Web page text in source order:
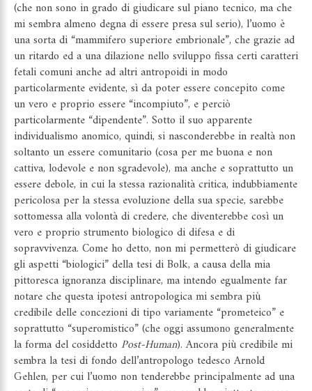
(che non sono in grado di giudicare sul piano tecnico, ma che
mi sembra almeno degna di essere presa sul serio), l’uomo è
una sorta di “mammifero superiore embrionale”, che grazie ad
un ritardo ed a una dilazione nello sviluppo fissa certi caratteri
fetali comuni anche ad altri antropoidi in modo
particolarmente evidente, sì da poter essere concepito come
un vero e proprio essere “incompiuto”, e perciò
particolarmente “dipendente”. Sotto il suo apparente
individualismo anomico, quindi, si nasconderebbe in realtà non
soltanto un essere comunitario (cosa per me buona e non
cattiva, lodevole e non sgradevole), ma anche e soprattutto un
essere debole, in cui la stessa razionalità critica, indubbiamente
pericolosa per la stessa evoluzione della sua specie, sarebbe
sottomessa alla volontà di credere, che diventerebbe così un
vero e proprio strumento biologico di difesa e di
sopravvivenza. Come ho detto, non mi permetterò di giudicare
gli aspetti “biologici” della tesi di Bolk, a causa della mia
pittoresca ignoranza disciplinare, ma intendo egualmente far
notare che questa ipotesi antropologica mi sembra più
credibile delle concezioni di tipo variamente “prometeico” e
soprattutto “superomistico” (che oggi assumono generalmente
la forma del cosiddetto Post-Human). Ancora più credibile mi
sembra la tesi di fondo dell’antropologo tedesco Arnold
Gehlen, per cui l’uomo non tenderebbe principalmente ad una